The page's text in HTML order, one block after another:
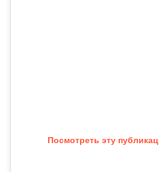
Посмотреть эту